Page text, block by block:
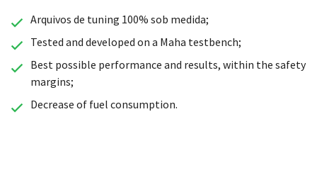
Arquivos de tuning 100% sob medida;
Tested and developed on a Maha testbench;
Best possible performance and results, within the safety
margins;
Decrease of fuel consumption.